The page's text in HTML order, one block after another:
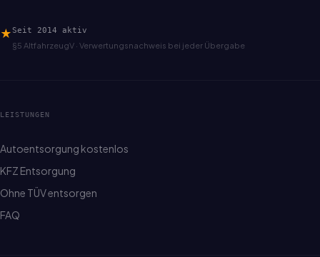
★ Seit 2014 aktiv
§5 AltfahrzeugV · Verwertungsnachweis bei jeder Übergabe
LEISTUNGEN
Autoentsorgung kostenlos
KFZ Entsorgung
Ohne TÜV entsorgen
FAQ